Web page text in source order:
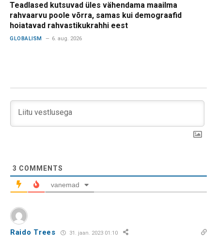
Teadlased kutsuvad üles vähendama maailma
rahvaarvu poole võrra, samas kui demograafid
hoiatavad rahvastikukrahhi eest
GLOBALISM 6. aug. 2026
3 COMMENTS
vanemad
Raido Trees 31. jaan. 2023 01:10